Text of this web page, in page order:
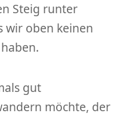
Steig runter
wir oben keinen
gut
möchte, der